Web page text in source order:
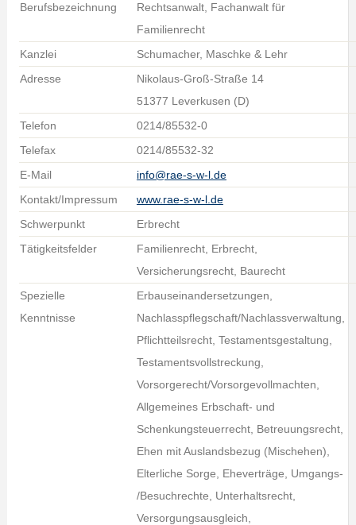
Berufsbezeichnung
Rechtsanwalt, Fachanwalt für
Familienrecht
Kanzlei
Schumacher, Maschke & Lehr
Adresse
Nikolaus-Groß-Straße 14
51377 Leverkusen (D)
Telefon
0214/85532-0
Telefax
0214/85532-32
E-Mail
info@rae-s-w-l.de
Kontakt/Impressum
www.rae-s-w-l.de
Schwerpunkt
Erbrecht
Tätigkeitsfelder
Familienrecht, Erbrecht,
Versicherungsrecht, Baurecht
Spezielle
Kenntnisse
Erbauseinandersetzungen,
Nachlasspflegschaft/Nachlassverwaltung,
Pflichtteilsrecht, Testamentsgestaltung,
Testamentsvollstreckung,
Vorsorgerecht/Vorsorgevollmachten,
Allgemeines Erbschaft- und
Schenkungsteuerrecht, Betreuungsrecht,
Ehen mit Auslandsbezug (Mischehen),
Elterliche Sorge, Eheverträge, Umgangs-
/Besuchrechte, Unterhaltsrecht,
Versorgungsausgleich,